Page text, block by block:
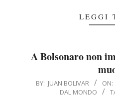
LEGGI
A Bolsonaro non
2020-
BY: JUAN BOLIVAR ON:
DAL MONDO